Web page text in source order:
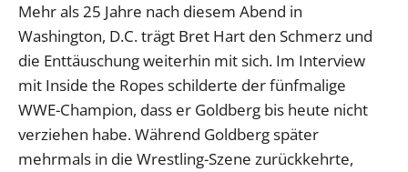
Mehr als 25 Jahre nach diesem Abend in
Washington, D.C. trägt Bret Hart den Schmerz und
die Enttäuschung weiterhin mit sich. Im Interview
mit Inside the Ropes schilderte der fünfmalige
WWE-Champion, dass er Goldberg bis heute nicht
verziehen habe. Während Goldberg später
mehrmals in die Wrestling-Szene zurückkehrte,